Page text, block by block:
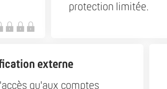
protection limitée.
externe
qu'aux comptes